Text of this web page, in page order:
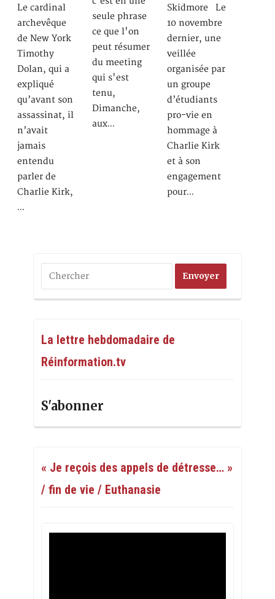
Le cardinal
archevêque
de New York
Timothy
Dolan, qui a
expliqué
qu’avant son
assassinat, il
n’avait
jamais
entendu
parler de
Charlie Kirk,
…
seule phrase
ce que l'on
peut résumer
du meeting
qui s'est
tenu,
Dimanche,
aux…
Skidmore Le
10 novembre
dernier, une
veillée
organisée par
un groupe
d’étudiants
pro-vie en
hommage à
Charlie Kirk
et à son
engagement
pour…
La lettre hebdomadaire de
Réinformation.tv
S'abonner
« Je reçois des appels de détresse… »
/ fin de vie / Euthanasie